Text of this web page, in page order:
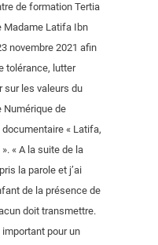
de formation Tertia
Madame Latifa Ibn
novembre 2021 afin
tolérance, lutter
sur les valeurs du
Numérique de
« Latifa,
« A la suite de la
la parole et j’ai
de la présence de
doit transmettre.
important pour un